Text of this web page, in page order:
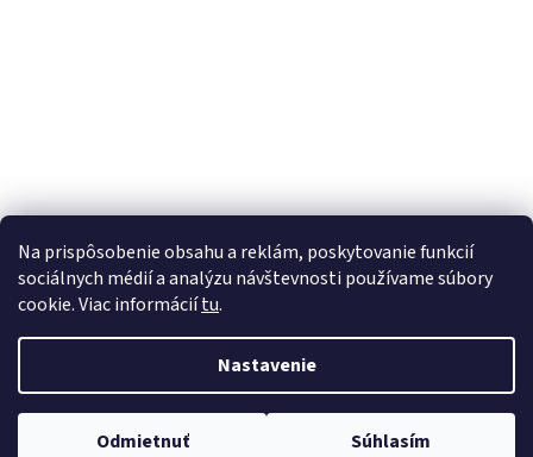
Na prispôsobenie obsahu a reklám, poskytovanie funkcií
sociálnych médií a analýzu návštevnosti používame súbory
cookie. Viac informáciítu.
Nastavenie
Odmietnuť Súhlasím
Copyright 2026PreSeniora.sk. Všetky práva vyhradené.Upraviť